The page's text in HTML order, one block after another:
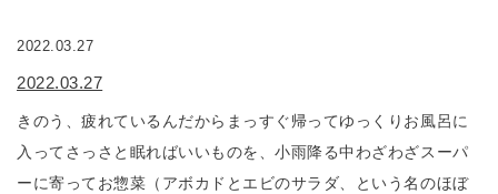
2022.03.27
2022.03.27
きのう、疲れているんだからまっすぐ帰ってゆっくりお風呂に
入ってさっさと眠ればいいものを、小雨降る中わざわざスーパ
ーに寄ってお惣菜（アボカドとエビのサラダ、という名のほぼ